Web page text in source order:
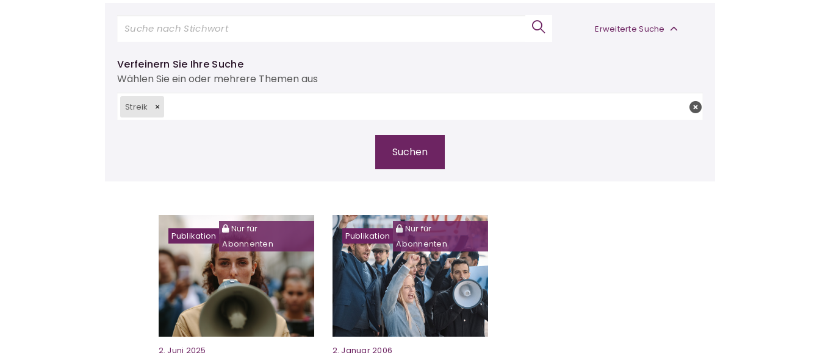
Erweiterte Suche
Verfeinern Sie Ihre Suche
Wählen Sie ein oder mehrere Themen aus
Streik
Publikation
Nur für
Abonnenten
2. Juni 2025
Publikation
Nur für
Abonnenten
2. Januar 2006